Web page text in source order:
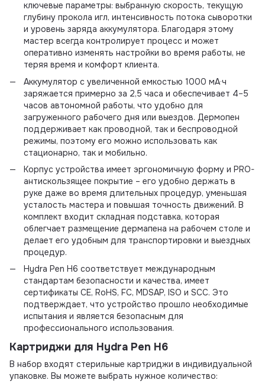
ключевые параметры: выбранную скорость, текущую
глубину прокола игл, интенсивность потока сыворотки
и уровень заряда аккумулятора. Благодаря этому
мастер всегда контролирует процесс и может
оперативно изменять настройки во время работы, не
теряя время и комфорт клиента.
Аккумулятор с увеличенной емкостью 1000 мА·ч
заряжается примерно за 2,5 часа и обеспечивает 4–5
часов автономной работы, что удобно для
загруженного рабочего дня или выездов. Дермопен
поддерживает как проводной, так и беспроводной
режимы, поэтому его можно использовать как
стационарно, так и мобильно.
Корпус устройства имеет эргономичную форму и PRO-
антискользящее покрытие – его удобно держать в
руке даже во время длительных процедур, уменьшая
усталость мастера и повышая точность движений. В
комплект входит складная подставка, которая
облегчает размещение дермапена на рабочем столе и
делает его удобным для транспортировки и выездных
процедур.
Hydra Pen H6 соответствует международным
стандартам безопасности и качества, имеет
сертификаты CE, RoHS, FC, MDSAP, ISO и SCC. Это
подтверждает, что устройство прошло необходимые
испытания и является безопасным для
профессионального использования.
Картриджи для Hydra Pen H6
В набор входят стерильные картриджи в индивидуальной
упаковке. Вы можете выбрать нужное количество: